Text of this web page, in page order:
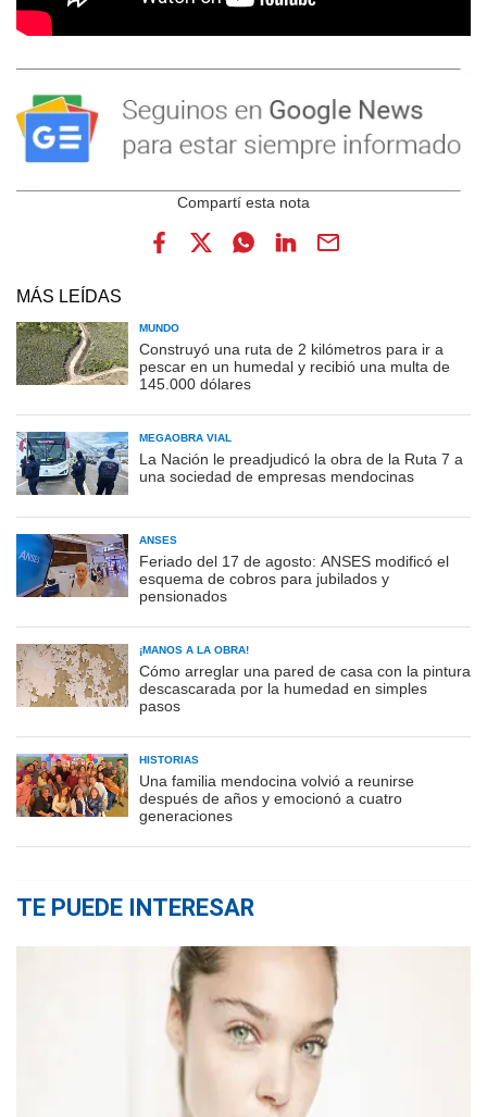
MÁS LEÍDAS
MUNDO
Construyó una ruta de 2 kilómetros para ir a
pescar en un humedal y recibió una multa de
145.000 dólares
MEGAOBRA VIAL
La Nación le preadjudicó la obra de la Ruta 7 a
una sociedad de empresas mendocinas
ANSES
Feriado del 17 de agosto: ANSES modificó el
esquema de cobros para jubilados y
pensionados
¡MANOS A LA OBRA!
Cómo arreglar una pared de casa con la pintura
descascarada por la humedad en simples
pasos
HISTORIAS
Una familia mendocina volvió a reunirse
después de años y emocionó a cuatro
generaciones
TE PUEDE INTERESAR